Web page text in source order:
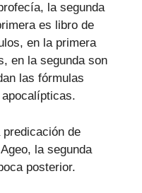
la segunda
es libro de
en la primera
en la segunda son
las fórmulas
de
la segunda
posterior.